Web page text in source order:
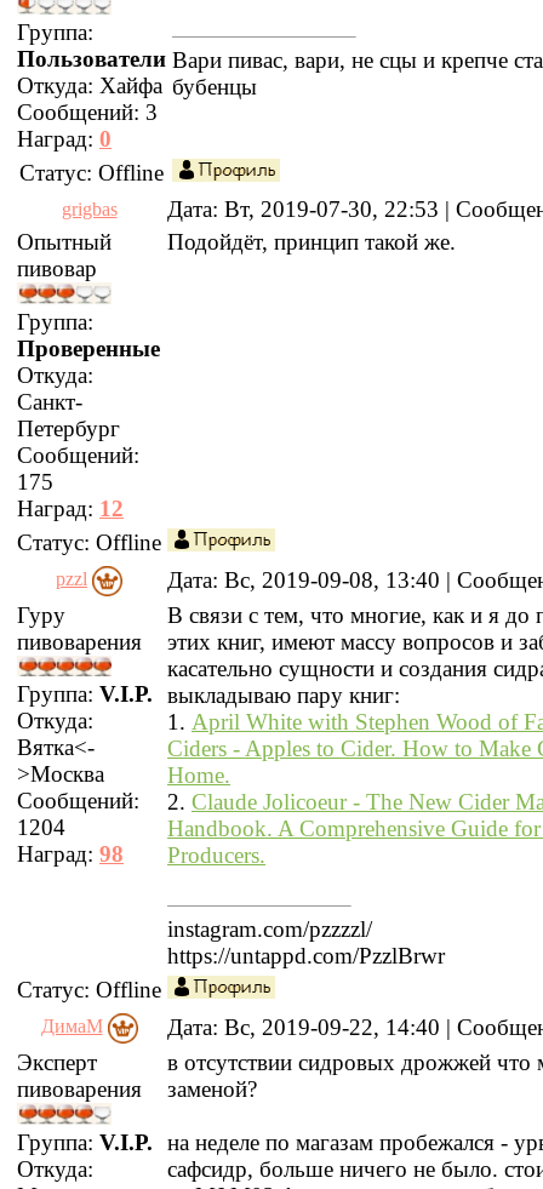
Группа:
Пользователи
Откуда: Хайфа
Сообщений: 3
Наград: 0
Вари пивас, вари, не сцы и крепче
бубенцы
Статус: Offline
grigbas
Дата: Вт, 2019-07-30, 22:53 |
Опытный
пивовар
Группа:
Проверенные
Откуда:
Санкт-
Петербург
Сообщений:
175
Наград: 12
Подойдёт, принцип такой же.
Статус: Offline
pzzl
Дата: Вс, 2019-09-08, 13:40 |
Гуру
пивоварения
Группа: V.I.P.
Откуда:
Вятка<-
>Москва
Сообщений:
1204
Наград: 98
В связи с тем, что многие, как и я до
этих книг, имеют массу вопросов и
касательно сущности и создания
выкладываю пару книг:
1. April White with Stephen Wood of
Ciders - Apples to Cider. How to Make
Home.
2. Claude Jolicoeur - The New Cider
Handbook. A Comprehensive Guide
Producers.
instagram.com/pzzzzl/
https://untappd.com/PzzlBrwr
Статус: Offline
ДимаМ
Дата: Вс, 2019-09-22, 14:40 |
Эксперт
пивоварения
Группа: V.I.P.
Откуда:
в отсутствии сидровых дрожжей что
заменой?
на неделе по магазам пробежался -
сафсидр, больше ничего не было.